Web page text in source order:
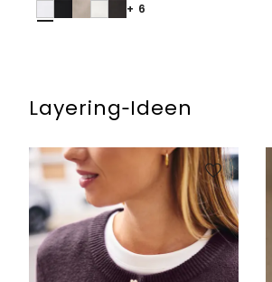
+ 6
Layering‑Ideen